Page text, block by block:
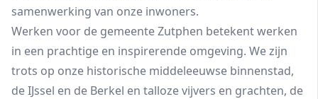
samenwerking van onze inwoners.
Werken voor de gemeente Zutphen betekent werken
in een prachtige en inspirerende omgeving. We zijn
trots op onze historische middeleeuwse binnenstad,
de IJssel en de Berkel en talloze vijvers en grachten, de